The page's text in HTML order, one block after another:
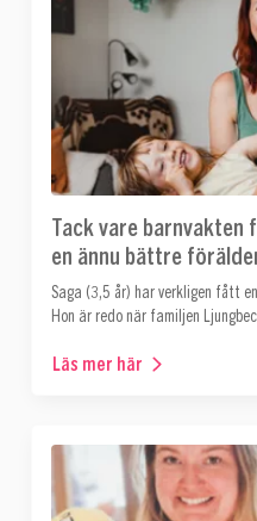
Tack vare
en ännu bättre
Saga (3,5 år) har verkligen fått
Hon är redo när familjen
Läs mer här